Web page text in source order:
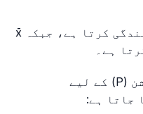
کرتا ہے، جبکہ x̄
ہے۔
اسی طرح، پاپولیشن پروپورشن (P) کے لیے
جاتا ہے: